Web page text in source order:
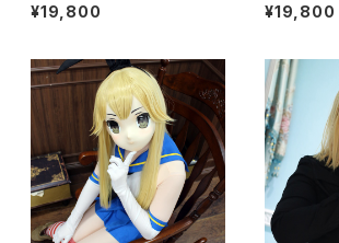
¥19,800 ¥19,800